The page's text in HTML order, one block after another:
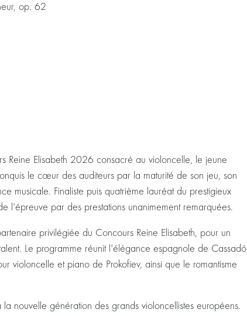
op. 62
Reine Elisabeth 2026 consacré au violoncelle, le jeune
le cœur des auditeurs par la maturité de son jeu, son
musicale. Finaliste puis quatrième lauréat du prestigieux
l'épreuve par des prestations unanimement remarquées.
privilégiée du Concours Reine Elisabeth, pour un
Le programme réunit l'élégance espagnole de Cassadó
violoncelle et piano de Prokofiev, ainsi que le romantisme
nouvelle génération des grands violoncellistes européens.